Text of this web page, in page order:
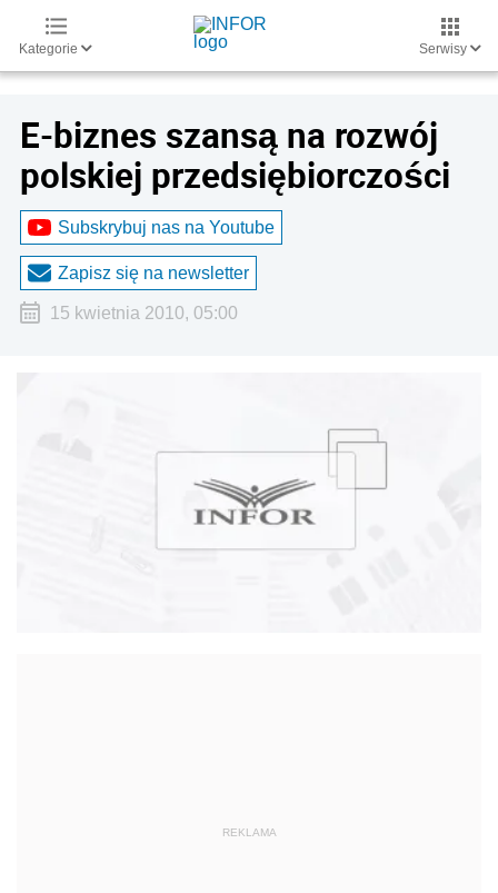
Kategorie Serwisy
E-biznes szansą na rozwój
polskiej przedsiębiorczości
Subskrybuj nas na Youtube
Zapisz się na newsletter
15 kwietnia 2010, 05:00